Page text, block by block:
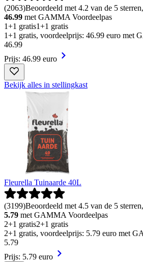
(2063)Beoordeeld met 4.2 van de 5
46.99 met GAMMA Voordeelpas
1+1 gratis1+1 gratis
1+1 gratis, voordeelprijs: 46.99 euro met
46.99
Prijs: 46.99 euro
Bekijk alles in stellingkast
Fleurella Tuinaarde 40L
(3199)Beoordeeld met 4.5 van de 5
5.79 met GAMMA Voordeelpas
2+1 gratis2+1 gratis
2+1 gratis, voordeelprijs: 5.79 euro met
5.79
Prijs: 5.79 euro